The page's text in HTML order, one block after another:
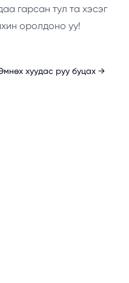
гарсан тул та хэсэг
оролдоно уу!
хуудас руу буцах →